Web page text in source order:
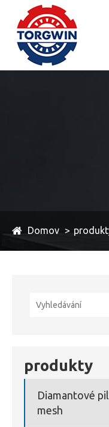
Domov
produkty
Diamantové
mesh